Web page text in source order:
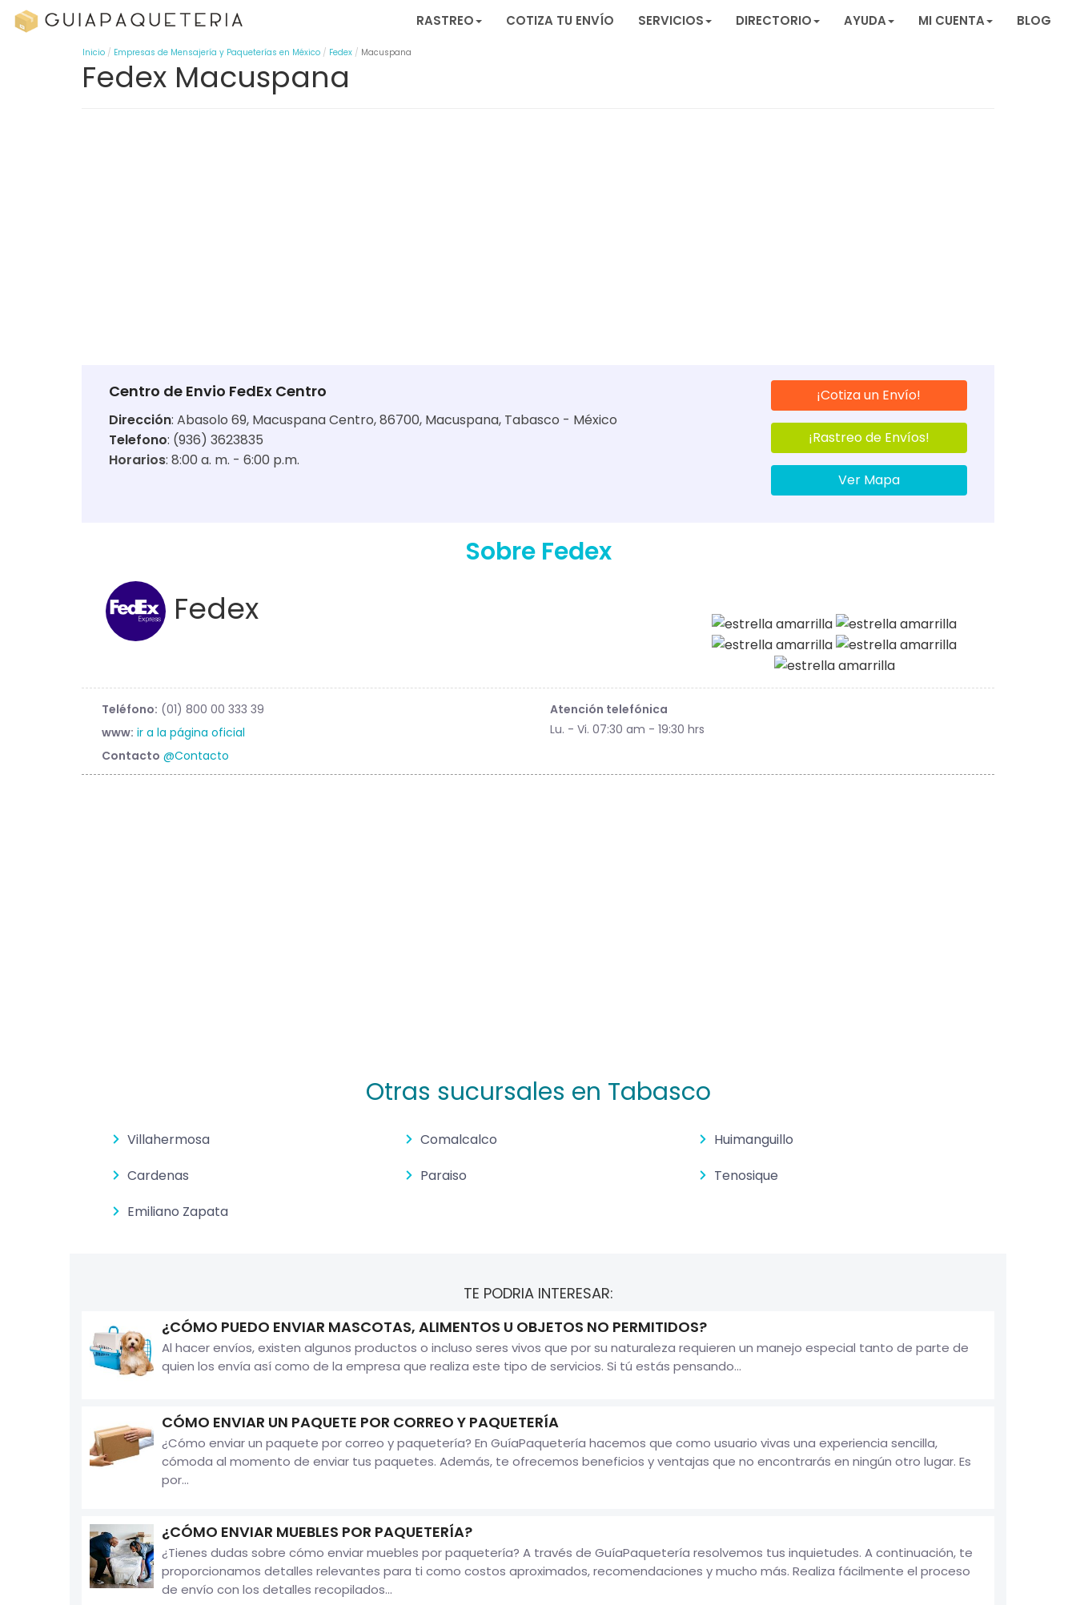
RASTREO COTIZA TU ENVÍO SERVICIOS DIRECTORIO AYUDA MI CUENTA BLOG
Inicio Empresas de Mensajería y Paqueterías en México Fedex Macuspana
Fedex Macuspana
Centro de Envio FedEx Centro
Dirección: Abasolo 69, Macuspana Centro, 86700, Macuspana, Tabasco - México
Telefono: (936) 3623835
Horarios: 8:00 a. m. - 6:00 p.m.
¡Cotiza un Envío!
¡Rastreo de Envíos!
Ver Mapa
Sobre Fedex
Fedex
Teléfono: (01) 800 00 333 39
www: ir a la página oficial
Contacto @Contacto
Atención telefónica
Lu. - Vi. 07:30 am - 19:30 hrs
Otras sucursales en Tabasco
Villahermosa Comalcalco
Huimanguillo
Cardenas
Paraiso
Tenosique
Emiliano Zapata
TE PODRIA INTERESAR:
¿CÓMO PUEDO ENVIAR MASCOTAS, ALIMENTOS U OBJETOS NO PERMITIDOS?
Al hacer envíos, existen algunos productos o incluso seres vivos que por su naturaleza requieren un manejo especial tanto de parte de
quien los envía así como de la empresa que realiza este tipo de servicios. Si tú estás pensando...
CÓMO ENVIAR UN PAQUETE POR CORREO Y PAQUETERÍA
¿Cómo enviar un paquete por correo y paquetería? En GuíaPaquetería hacemos que como usuario vivas una experiencia sencilla,
cómoda al momento de enviar tus paquetes. Además, te ofrecemos beneficios y ventajas que no encontrarás en ningún otro lugar. Es
por...
¿CÓMO ENVIAR MUEBLES POR PAQUETERÍA?
¿Tienes dudas sobre cómo enviar muebles por paquetería? A través de GuíaPaquetería resolvemos tus inquietudes. A continuación, te
proporcionamos detalles relevantes para ti como costos aproximados, recomendaciones y mucho más. Realiza fácilmente el proceso
de envío con los detalles recopilados...